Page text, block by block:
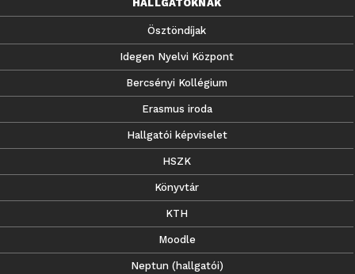
HALLGATÓKNAK
Ösztöndíjak
Idegen Nyelvi Központ
Bercsényi Kollégium
Erasmus iroda
Hallgatói képviselet
HSZK
Könyvtár
KTH
Moodle
Neptun (hallgatói)